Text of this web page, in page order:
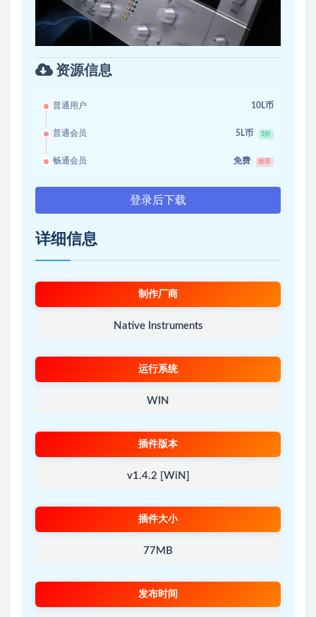
资源信息
普通用户 10L币
普通会员 5L币 5折
畅通会员 免费 推荐
登录后下载
详细信息
制作厂商
Native Instruments
运行系统
WIN
插件版本
v1.4.2 [WiN]
插件大小
77MB
发布时间